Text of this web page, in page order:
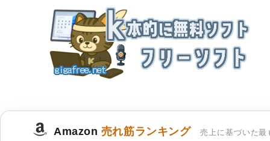
Amazon 売れ筋ランキング 売上に基づいた最